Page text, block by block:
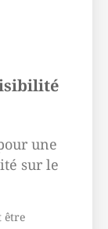
une
sur le
être